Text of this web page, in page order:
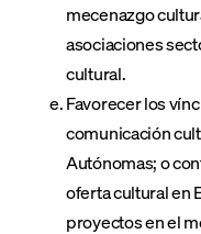
mecenazgo
asociaciones
cultural.
Favorecer los
comunicación
Autónomas; o
oferta cultural en
proyectos en el